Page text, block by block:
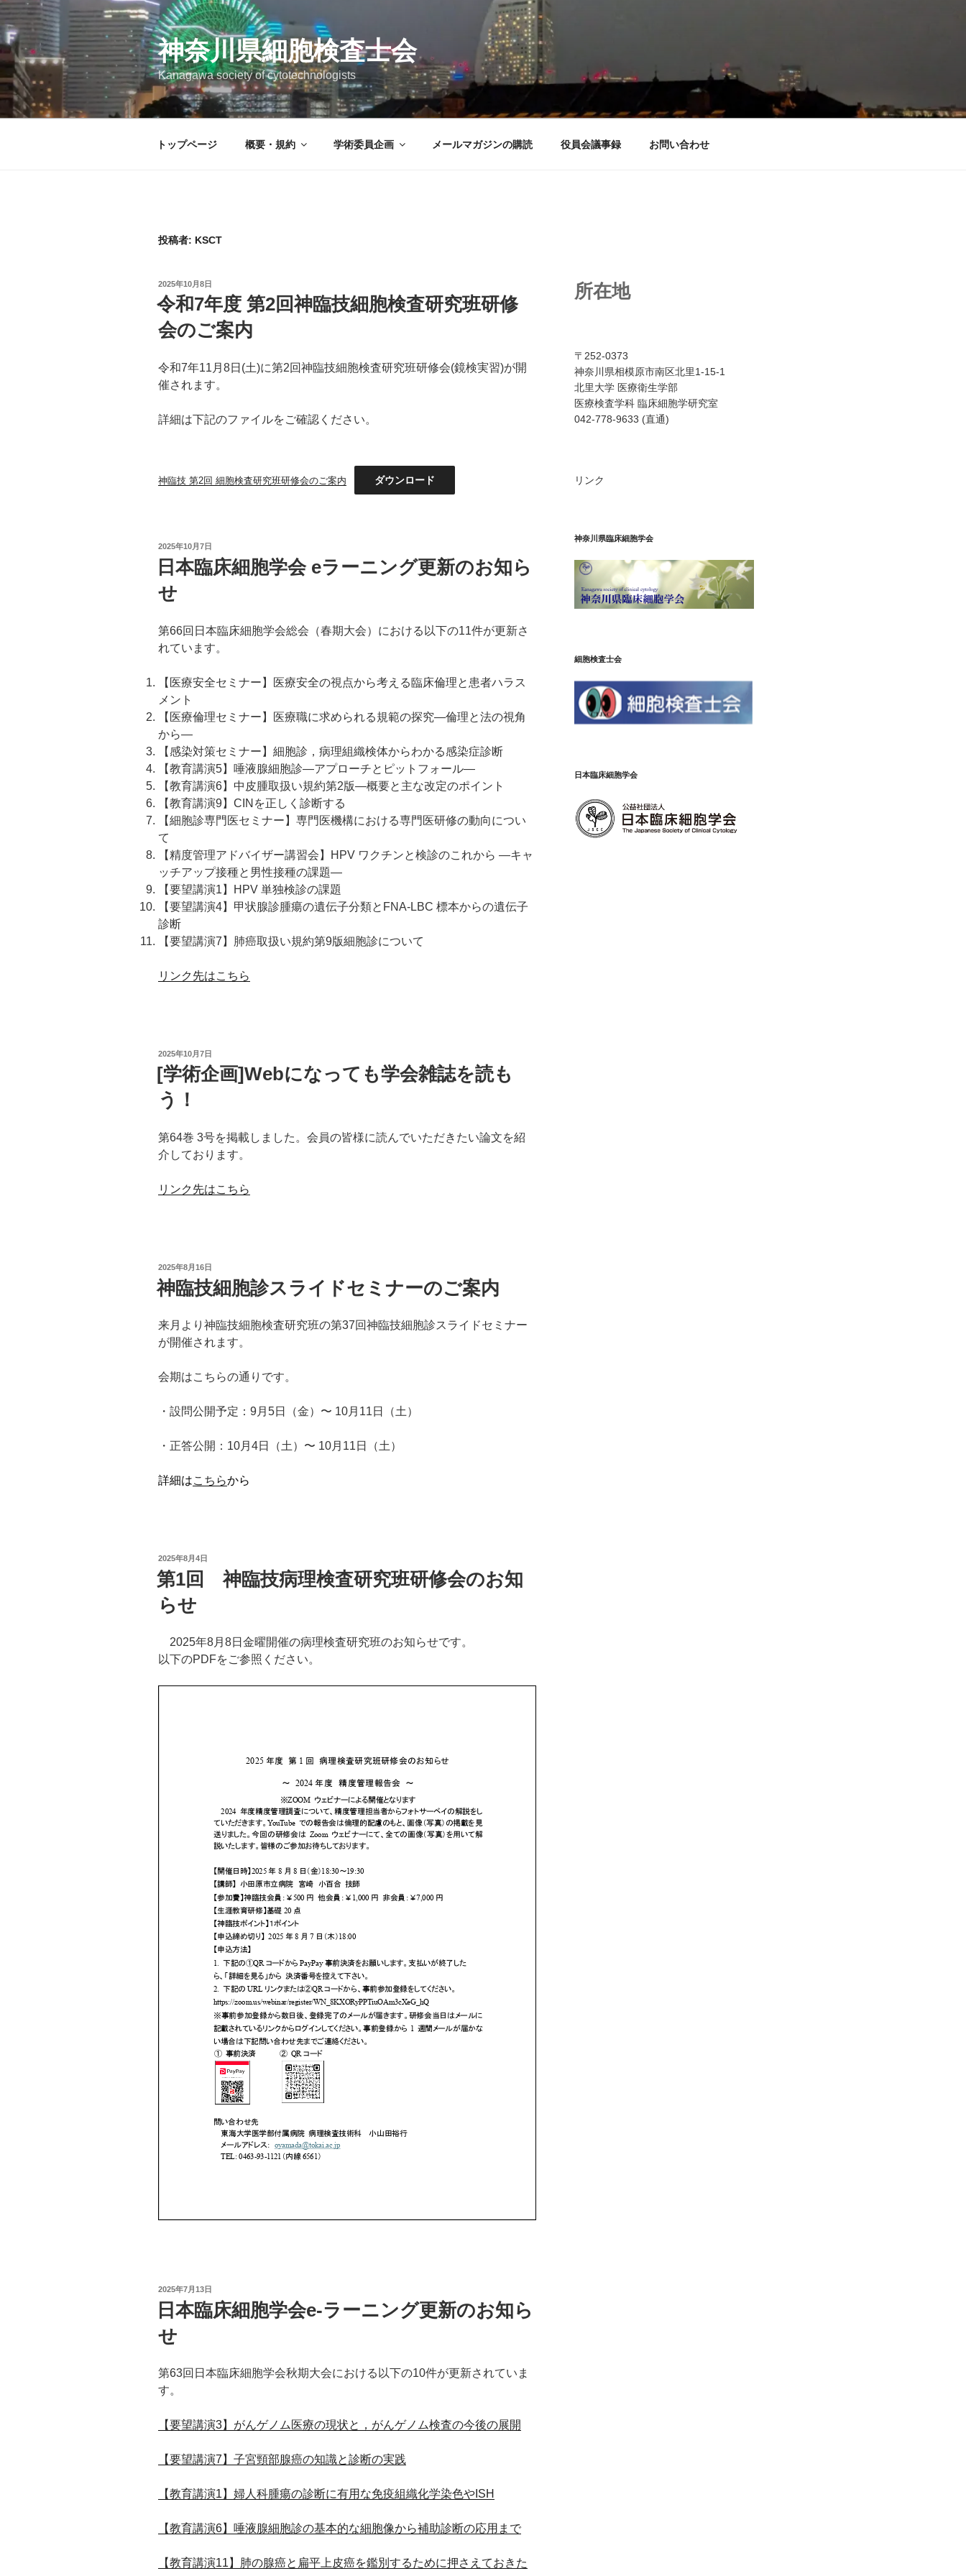
コ
ン
テ
ン
ツ
へ
神奈川県細胞検査士会
Kanagawa society of cytotechnologists
トップページ 概要・規約 学術委員企画 メールマガジンの購読 役員会議事録 お問い合わせ
投稿者: KSCT
投
稿
日:
2025年10月8日
令和7年度 第2回神臨技細胞検査研究班研修
会のご案内
令和7年11月8日(土)に第2回神臨技細胞検査研究班研修会(鏡検実習)が開
催されます。
詳細は下記のファイルをご確認ください。
神臨技 第2回 細胞検査研究班研修会のご案内 ダウンロード
投
稿
日:
2025年10月7日
日本臨床細胞学会 eラーニング更新のお知ら
せ
第66回日本臨床細胞学会総会（春期大会）における以下の11件が更新さ
れています。
【医療安全セミナー】医療安全の視点から考える臨床倫理と患者ハラス
メント
【医療倫理セミナー】医療職に求められる規範の探究―倫理と法の視角
から―
【感染対策セミナー】細胞診，病理組織検体からわかる感染症診断
【教育講演5】唾液腺細胞診―アプローチとピットフォール―
【教育講演6】中皮腫取扱い規約第2版―概要と主な改定のポイント
【教育講演9】CINを正しく診断する
【細胞診専門医セミナー】専門医機構における専門医研修の動向につい
て
【精度管理アドバイザー講習会】HPV ワクチンと検診のこれから ―キャ
ッチアップ接種と男性接種の課題―
【要望講演1】HPV 単独検診の課題
【要望講演4】甲状腺診腫瘍の遺伝子分類とFNA-LBC 標本からの遺伝子
診断
【要望講演7】肺癌取扱い規約第9版細胞診について
リンク先はこちら
投
日:
2025年10月7日
[学術企画]Webになっても学会雑誌を読も
う！
第64巻 3号を掲載しました。会員の皆様に読んでいただきたい論文を紹
介しております。
リンク先はこちら
投
稿
日:
2025年8月16日
神臨技細胞診スライドセミナーのご案内
来月より神臨技細胞検査研究班の第37回神臨技細胞診スライドセミナー
が開催されます。
会期はこちらの通りです。
・設問公開予定：9月5日（金）〜 10月11日（土）
・正答公開：10月4日（土）〜 10月11日（土）
詳細はこちらから
投
稿
日:
2025年8月4日
第1回 神臨技病理検査研究班研修会のお知
らせ
2025年8月8日金曜開催の病理検査研究班のお知らせです。
以下のPDFをご参照ください。
投
稿
日:
2025年7月13日
日本臨床細胞学会e-ラーニング更新のお知ら
せ
第63回日本臨床細胞学会秋期大会における以下の10件が更新されていま
す。
【要望講演3】がんゲノム医療の現状と，がんゲノム検査の今後の展開
【要望講演7】子宮頸部腺癌の知識と診断の実践
【教育講演1】婦人科腫瘍の診断に有用な免疫組織化学染色やISH
【教育講演6】唾液腺細胞診の基本的な細胞像から補助診断の応用まで
【教育講演11】肺の腺癌と扁平上皮癌を鑑別するために押さえておきた
所在地
〒252-0373
神奈川県相模原市南区北里1-15-1
北里大学 医療衛生学部
医療検査学科 臨床細胞学研究室
042-778-9633 (直通)
リンク
神奈川県臨床細胞学会
細胞検査士会
日本臨床細胞学会